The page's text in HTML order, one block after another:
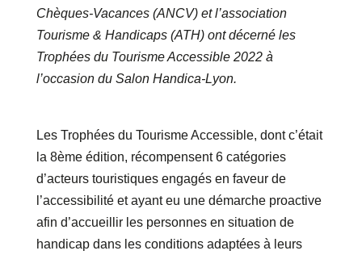
Chèques-Vacances (ANCV) et l’association
Tourisme & Handicaps (ATH) ont décerné les
Trophées du Tourisme Accessible 2022 à
l’occasion du Salon Handica-Lyon.
Les Trophées du Tourisme Accessible, dont c’était
la 8ème édition, récompensent 6 catégories
d’acteurs touristiques engagés en faveur de
l’accessibilité et ayant eu une démarche proactive
afin d’accueillir les personnes en situation de
handicap dans les conditions adaptées à leurs